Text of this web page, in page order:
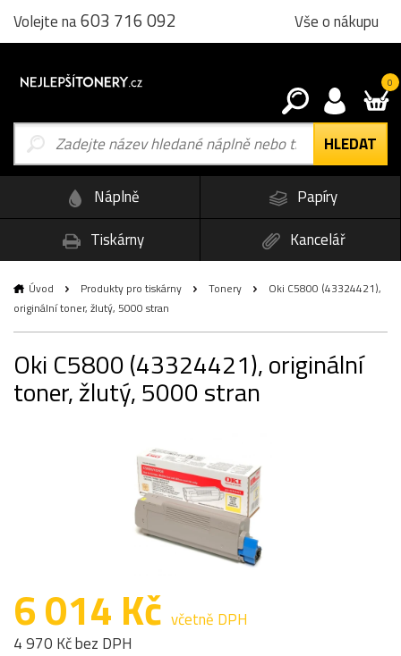
Volejte na603 716 092 Vše o nákupu
0
Náplně
Papíry
Tiskárny
Kancelář
Úvod Produkty pro tiskárny Tonery
Oki C5800 (43324421),
originální toner, žlutý, 5000 stran
Oki C5800 (43324421), originální
toner, žlutý, 5000 stran
6 014 Kč včetně DPH
4 970 Kč bez DPH